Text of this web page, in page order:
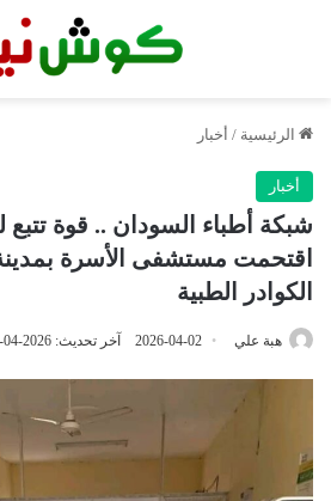
الرئيسية / أخبار
أخبار
شبكة أطباء السودان .. قوة تتبع
اقتحمت مستشفى الأسرة
الكوادر الطبية
هبة علي 2026-04-02 آخر تحديث: 2026-04-02